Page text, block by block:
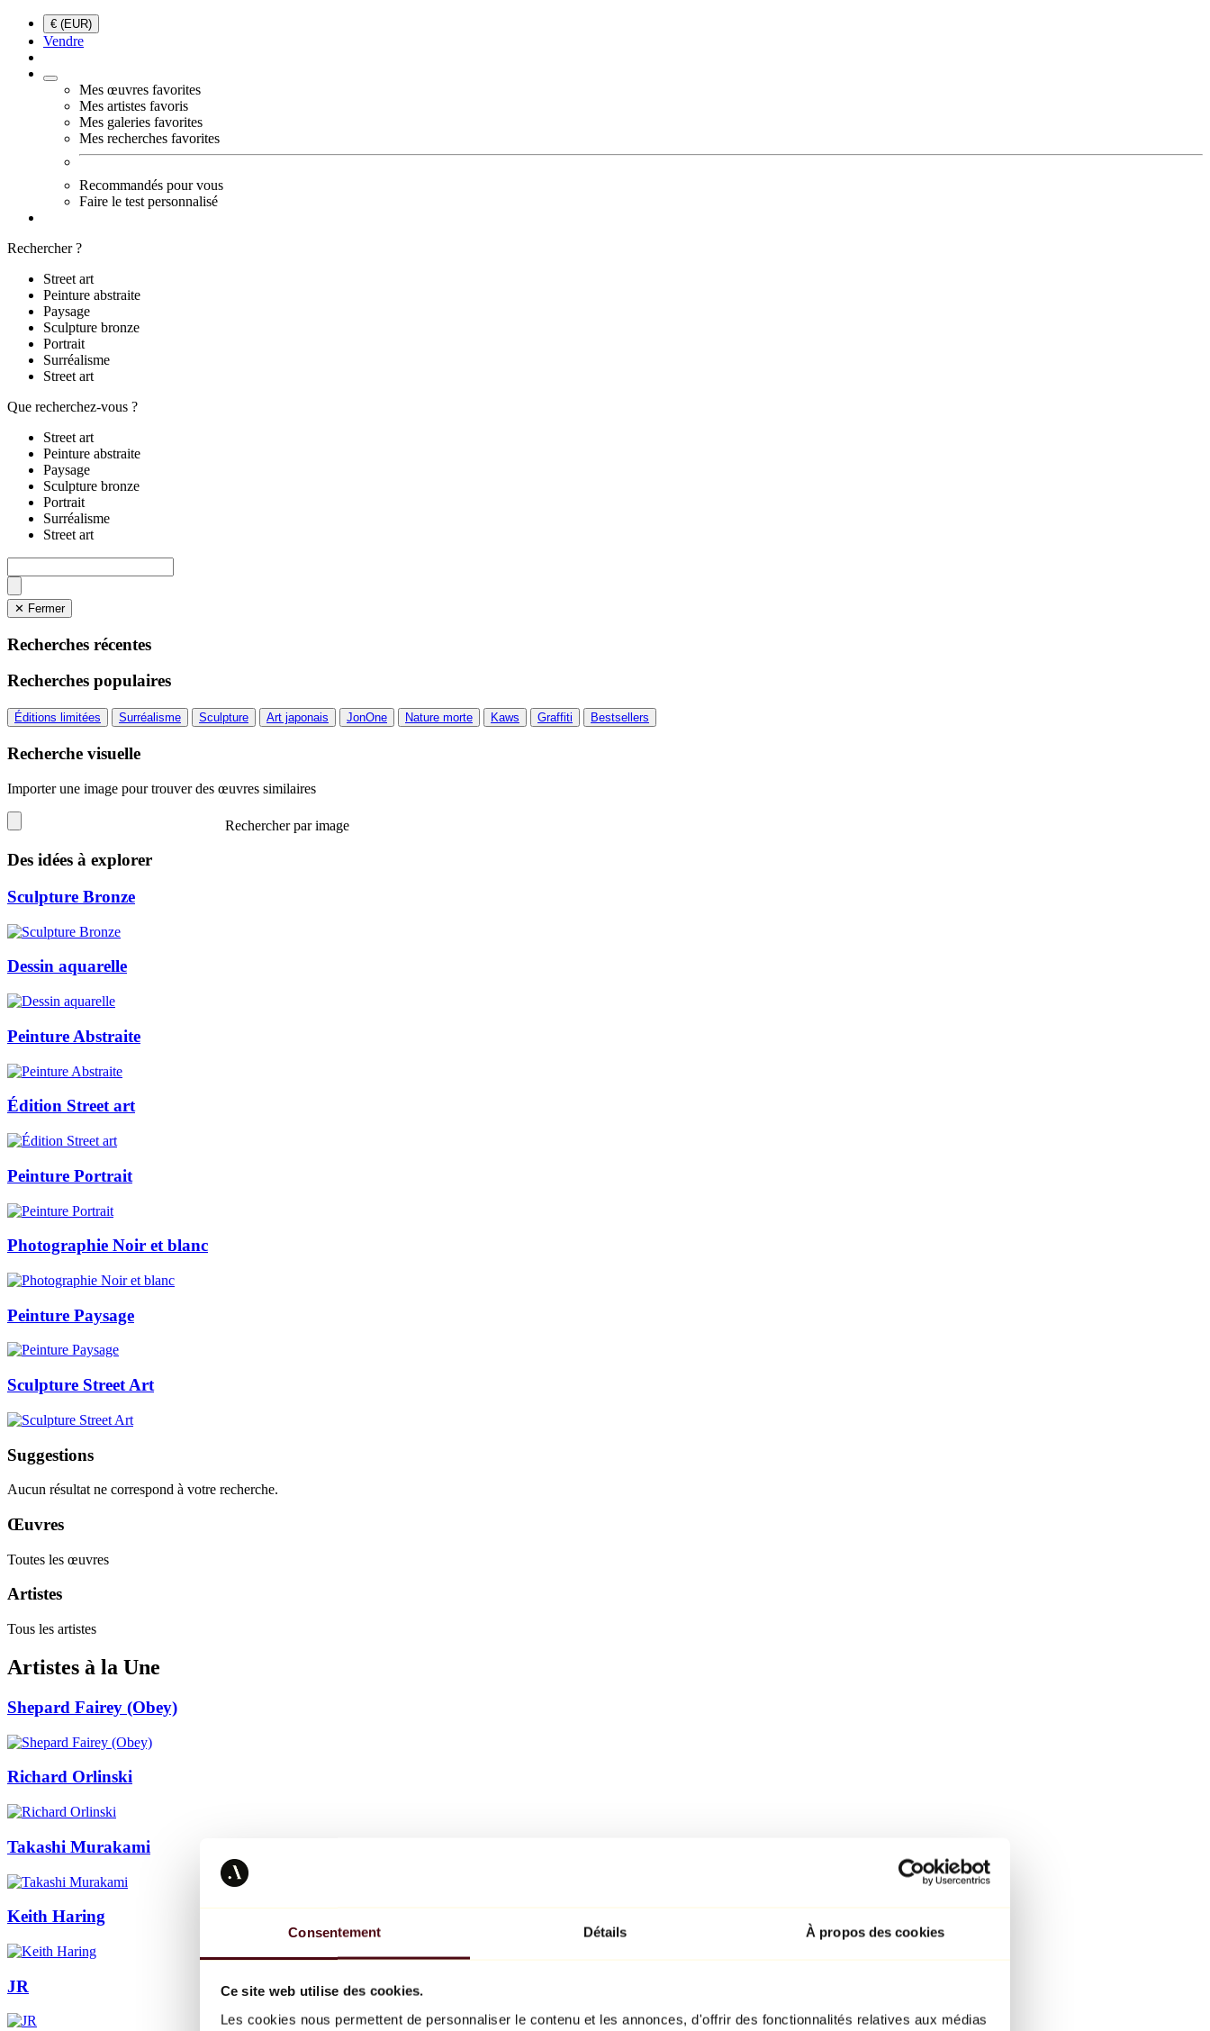
Consentement Détails À propos des cookies
Ce site web utilise des cookies.
Les cookies nous permettent de personnaliser le contenu et les annonces, d'offrir des fonctionnalités relatives aux médias
€ (EUR)
Vendre
Mes œuvres favorites
Mes artistes favoris
Mes galeries favorites
Mes recherches favorites
Recommandés pour vous
Faire le test personnalisé
Rechercher ?
Street art
Peinture abstraite
Paysage
Sculpture bronze
Portrait
Surréalisme
Street art
Que recherchez-vous ?
Street art
Peinture abstraite
Paysage
Sculpture bronze
Portrait
Surréalisme
Street art
✕ Fermer
Recherches récentes
Recherches populaires
Éditions limitées Surréalisme Sculpture Art japonais JonOne Nature morte Kaws Graffiti Bestsellers
Recherche visuelle
Importer une image pour trouver des œuvres similaires
Rechercher par image
Des idées à explorer
Sculpture Bronze
Dessin aquarelle
Peinture Abstraite
Édition Street art
Peinture Portrait
Photographie Noir et blanc
Peinture Paysage
Sculpture Street Art
Suggestions
Aucun résultat ne correspond à votre recherche.
Œuvres
Toutes les œuvres
Artistes
Tous les artistes
Artistes à la Une
Shepard Fairey (Obey)
Richard Orlinski
Takashi Murakami
Keith Haring
JR